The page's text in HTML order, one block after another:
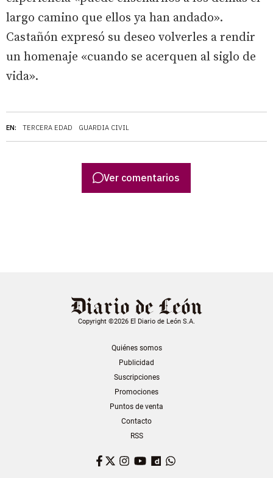
EN: TERCERA EDAD GUARDIA CIVIL
largo camino que ellos ya han andado».
Castañón expresó su deseo volverles a rendir
un homenaje «cuando se acerquen al siglo de
vida».
Ver comentarios
Copyright ©2026 El Diario de León S.A.
Quiénes somos
Publicidad
Suscripciones
Promociones
Puntos de venta
Contacto
RSS
Facebook
TwitterInstagram
YouTubeDailymotion